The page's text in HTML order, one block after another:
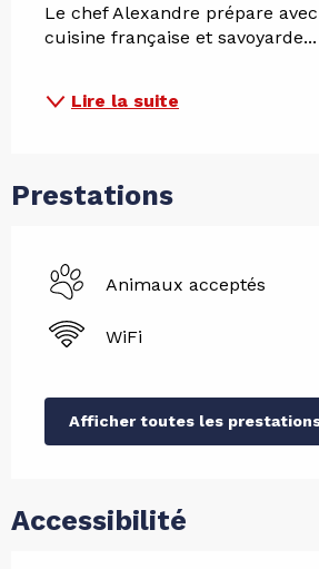
Le chef Alexandre prépare
cuisine française et savoyarde...
Lire la suite
Prestations
Animaux acceptés
WiFi
Afficher toutes les
Accessibilité